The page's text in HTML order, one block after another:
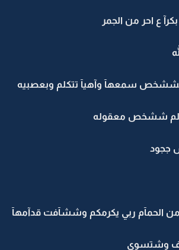
ع احر من الجمر
سمعهآ وآهيآ تتكلم وبعصبيه
ششخص معقوله
ججود
الحمآم ربي يكرمكم وششآفت قدآمهآ
وشتسوي